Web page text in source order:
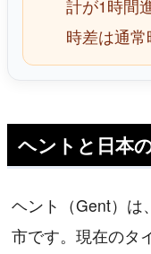
計が1時間
時差は通常
ヘントと日本
ヘント（Gent）は
市です。現在のタ